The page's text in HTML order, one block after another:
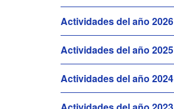
t
e
s
t
á
a
q
N
a
v
e
g
a
Actividades del año 2026
Actividades del año 2025
Actividades del año 2024